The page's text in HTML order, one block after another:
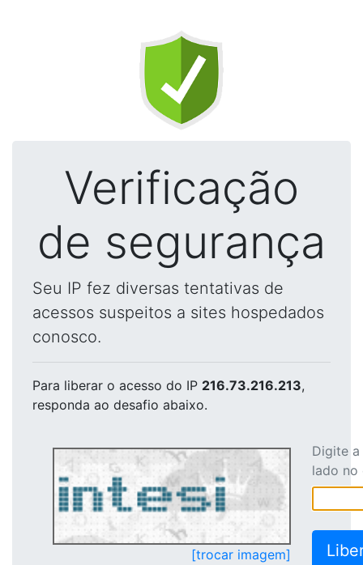
Verificação
de segurança
Seu IP fez diversas tentativas de
acessos suspeitos a sites hospedados
conosco.
Para liberar o acesso do IP 216.73.216.213,
responda ao desafio abaixo.
[trocar imagem]
Digite
lado no